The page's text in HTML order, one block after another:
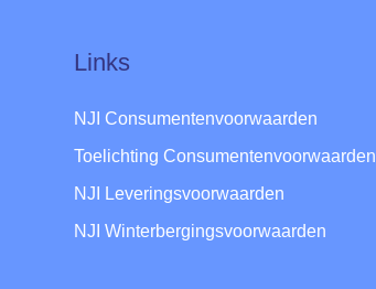
Links
NJI Consumentenvoorwaarden
Toelichting Consumentenvoorwaarden
NJI Leveringsvoorwaarden
NJI Winterbergingsvoorwaarden